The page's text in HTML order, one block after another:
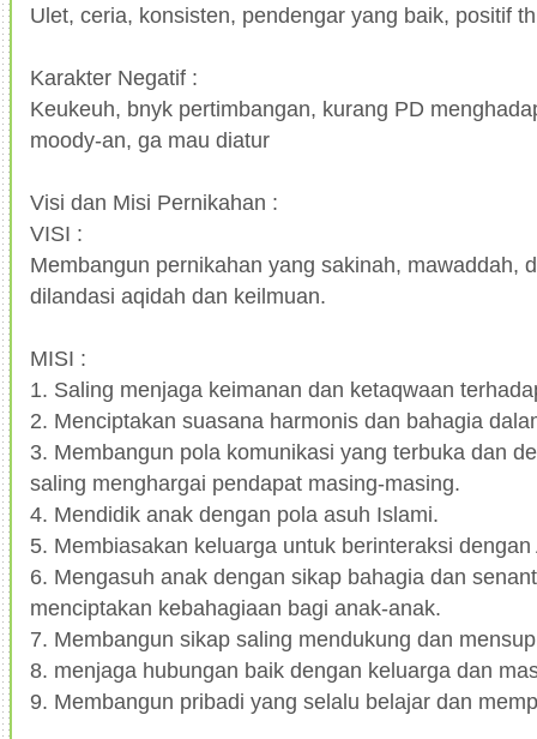
Ulet, ceria, konsisten, pendengar yang baik, positif
Karakter Negatif :
Keukeuh, bnyk pertimbangan, kurang PD
moody-an, ga mau diatur
Visi dan Misi Pernikahan :
VISI :
Membangun pernikahan yang sakinah, mawaddah,
dilandasi aqidah dan keilmuan.
MISI :
1. Saling menjaga keimanan dan ketaqwaan
2. Menciptakan suasana harmonis dan bahagia
3. Membangun pola komunikasi yang terbuka dan
saling menghargai pendapat masing-masing.
4. Mendidik anak dengan pola asuh Islami.
5. Membiasakan keluarga untuk berinteraksi dengan
6. Mengasuh anak dengan sikap bahagia dan
menciptakan kebahagiaan bagi anak-anak.
7. Membangun sikap saling mendukung dan
8. menjaga hubungan baik dengan keluarga dan
9. Membangun pribadi yang selalu belajar dan